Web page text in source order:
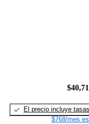
El precio incluye tasas
$768/mes